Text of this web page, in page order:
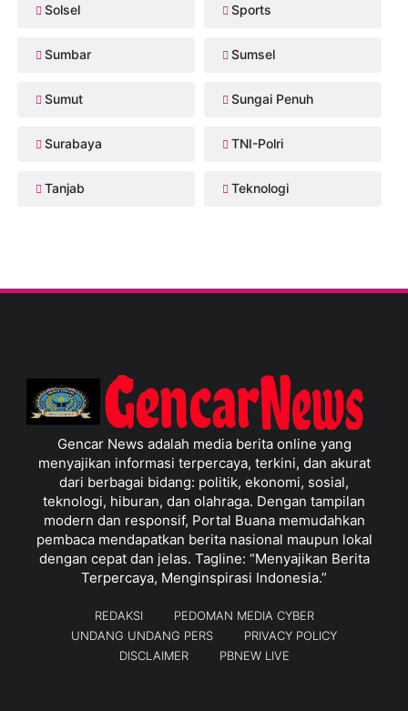
Solsel Sports
Sumbar Sumsel
Sumut Sungai Penuh
Surabaya TNI-Polri
Tanjab Teknologi
Gencar News adalah media berita online yang
menyajikan informasi terpercaya, terkini, dan akurat
dari berbagai bidang: politik, ekonomi, sosial,
teknologi, hiburan, dan olahraga. Dengan tampilan
modern dan responsif, Portal Buana memudahkan
pembaca mendapatkan berita nasional maupun lokal
dengan cepat dan jelas. Tagline: “Menyajikan Berita
Terpercaya, Menginspirasi Indonesia.”
REDAKSI
PEDOMAN MEDIA CYBER
UNDANG UNDANG PERS
PRIVACY POLICY
DISCLAIMER
PBNEW LIVE